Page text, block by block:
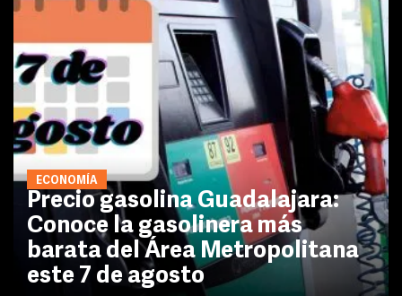
ECONOMÍA
Precio gasolina Guadalajara:
Conoce la gasolinera más
barata del Área Metropolitana
este 7 de agosto